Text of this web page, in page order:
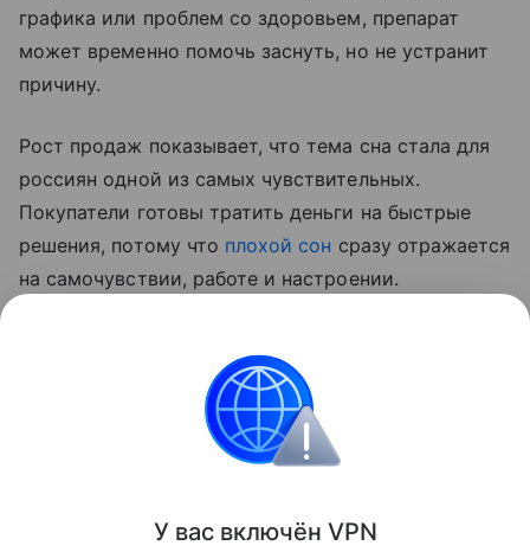
графика или проблем со здоровьем, препарат
может временно помочь заснуть, но не устранит
причину.
Рост продаж показывает, что тема сна стала для
россиян одной из самых чувствительных.
Покупатели готовы тратить деньги на быстрые
решения, потому что плохой сон сразу отражается
на самочувствии, работе и настроении.
в постоянный ритуал и при длительной
бессоннице обращаться к врачу.
У вас включён VPN